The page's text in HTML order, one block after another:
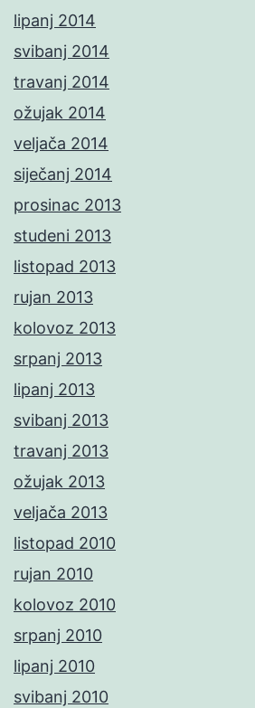
lipanj 2014
svibanj 2014
travanj 2014
ožujak 2014
veljača 2014
siječanj 2014
prosinac 2013
studeni 2013
listopad 2013
rujan 2013
kolovoz 2013
srpanj 2013
lipanj 2013
svibanj 2013
travanj 2013
ožujak 2013
veljača 2013
listopad 2010
rujan 2010
kolovoz 2010
srpanj 2010
lipanj 2010
svibanj 2010